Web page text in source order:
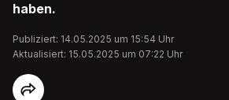
haben.
Publiziert: 14.05.2025 um 15:54 Uhr
Aktualisiert: 15.05.2025 um 07:22 Uhr